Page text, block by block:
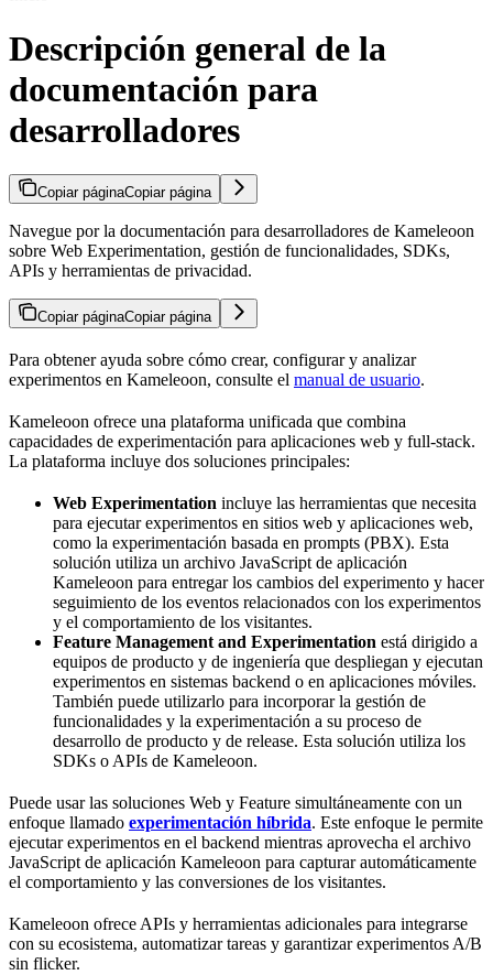
Descripción general de la
documentación para
desarrolladores
Copiar páginaCopiar página
Navegue por la documentación para desarrolladores de Kameleoon
sobre Web Experimentation, gestión de funcionalidades, SDKs,
APIs y herramientas de privacidad.
Copiar páginaCopiar página
Para obtener ayuda sobre cómo crear, configurar y analizar
experimentos en Kameleoon, consulte el manual de usuario.
Kameleoon ofrece una plataforma unificada que combina
capacidades de experimentación para aplicaciones web y full-stack.
La plataforma incluye dos soluciones principales:
Web Experimentation incluye las herramientas que necesita
para ejecutar experimentos en sitios web y aplicaciones web,
como la experimentación basada en prompts (PBX). Esta
solución utiliza un archivo JavaScript de aplicación
Kameleoon para entregar los cambios del experimento y hacer
seguimiento de los eventos relacionados con los experimentos
y el comportamiento de los visitantes.
Feature Management and Experimentation está dirigido a
equipos de producto y de ingeniería que despliegan y ejecutan
experimentos en sistemas backend o en aplicaciones móviles.
También puede utilizarlo para incorporar la gestión de
funcionalidades y la experimentación a su proceso de
desarrollo de producto y de release. Esta solución utiliza los
SDKs o APIs de Kameleoon.
Puede usar las soluciones Web y Feature simultáneamente con un
enfoque llamado experimentación híbrida. Este enfoque le permite
ejecutar experimentos en el backend mientras aprovecha el archivo
JavaScript de aplicación Kameleoon para capturar automáticamente
el comportamiento y las conversiones de los visitantes.
Kameleoon ofrece APIs y herramientas adicionales para integrarse
con su ecosistema, automatizar tareas y garantizar experimentos A/B
sin flicker.